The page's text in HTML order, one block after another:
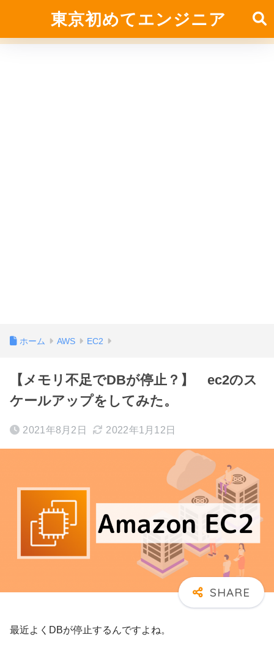
東京初めてエンジニア
ホーム AWS EC2
【メモリ不足でDBが停止？】 ec2のス
ケールアップをしてみた。
2021年8月2日 2022年1月12日
最近よくDBが停止するんですよね。